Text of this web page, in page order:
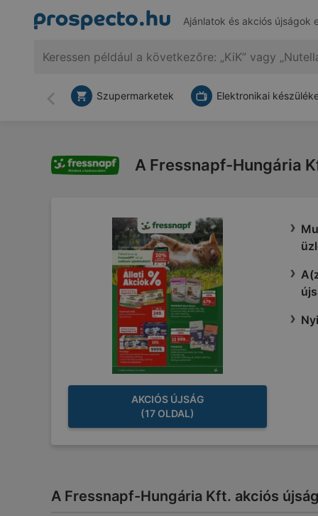
Ajánlatok és akciós újságok
Vissza
Szupermarketek Elektronikai
A Fressnapf-Hungária
AKCIÓS ÚJSÁG
(17 OLDAL)
A Fressnapf-Hungária Kft. akciós